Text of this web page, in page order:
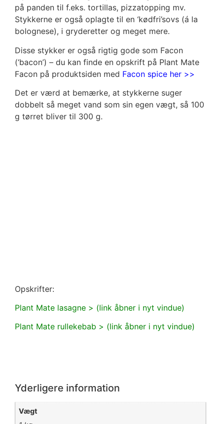
på panden til f.eks. tortillas, pizzatopping mv.
Stykkerne er også oplagte til en ‘kødfri’sovs (á la
bolognese), i gryderetter og meget mere.
Disse stykker er også rigtig gode som Facon
(‘bacon’) – du kan finde en opskrift på Plant Mate
Facon på produktsiden med Facon spice her >>
Det er værd at bemærke, at stykkerne suger
dobbelt så meget vand som sin egen vægt, så 100
g tørret bliver til 300 g.
Opskrifter:
Plant Mate lasagne > (link åbner i nyt vindue)
Plant Mate rullekebab > (link åbner i nyt vindue)
Yderligere information
Vægt